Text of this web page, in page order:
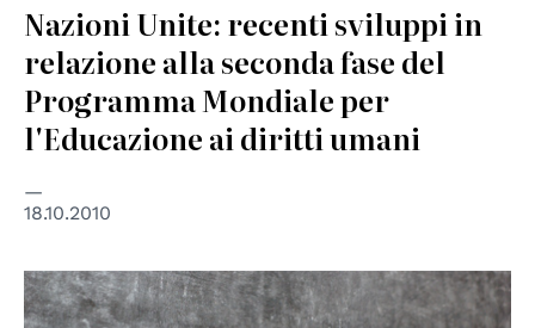
Nazioni Unite: recenti sviluppi in
relazione alla seconda fase del
Programma Mondiale per
l'Educazione ai diritti umani
18.10.2010
© Un Photo